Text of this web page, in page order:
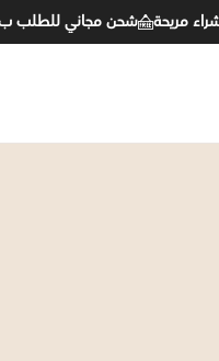
مريحة شحن مجاني للطلب ب 100 ريال أو أكثر